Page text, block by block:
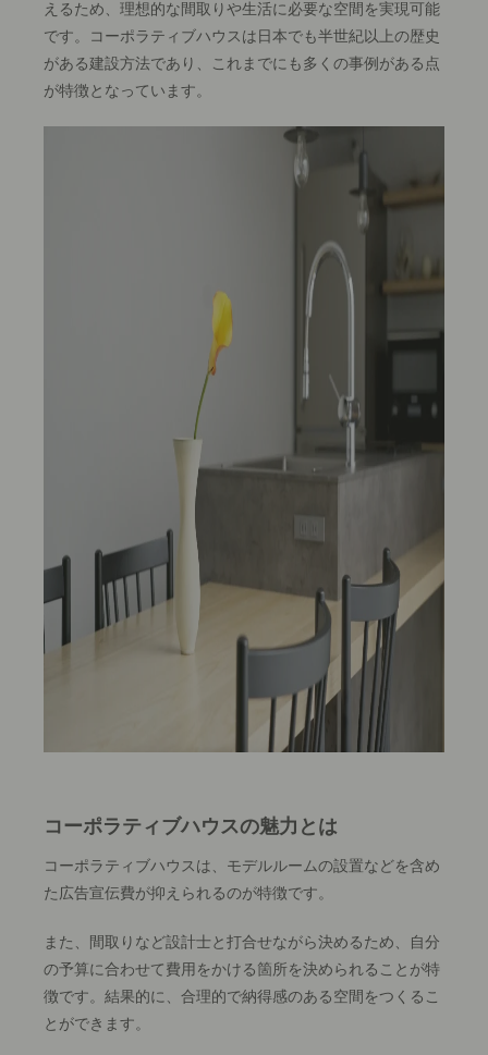
えるため、理想的な間取りや生活に必要な空間を実現可能
です。コーポラティブハウスは日本でも半世紀以上の歴史
がある建設方法であり、これまでにも多くの事例がある点
が特徴となっています。
コーポラティブハウスの魅力とは
コーポラティブハウスは、モデルルームの設置などを含め
た広告宣伝費が抑えられるのが特徴です。
また、間取りなど設計士と打合せながら決めるため、自分
の予算に合わせて費用をかける箇所を決められることが特
徴です。結果的に、合理的で納得感のある空間をつくるこ
とができます。